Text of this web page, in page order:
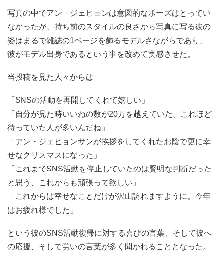
写真の中でアン・ジェヒョンは意図的なポーズはとってい
なかったが、持ち前のスタイルの良さから写真に写る彼の
姿はまるで雑誌の1ページを飾るモデルさながらであり、
彼がモデル出身であるという事を改めて実感させた。
当投稿を見た人々からは
「SNSの活動を再開してくれて嬉しい」
「自分が見た時いいねの数が20万を越えていた。これほど
待っていた人が多いんだね」
「アン・ジェヒョンサンが挨拶をしてくれたお陰で更に幸
せなクリスマスになった」
「これまでSNS活動を停止していたのは賢明な判断だった
と思う、これからも頑張って欲しい」
「これからは幸せなことだけが沢山訪れますように。今年
はお疲れ様でした」
という彼のSNS活動復帰に対する喜びの言葉、そして彼へ
の応援、そして労いの言葉が多く聞かれることとなった。